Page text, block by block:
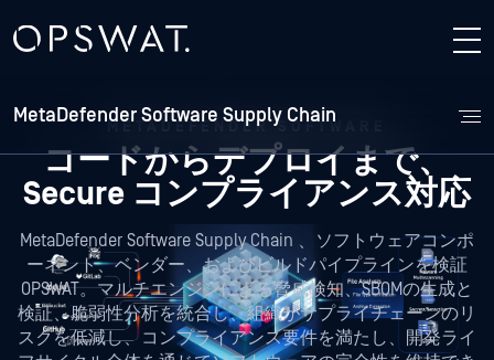
MetaDefender Software Supply Chain
METADEFENDER SOFTWARE
コードからデプロイまで、
Secure コンプライアンス対応
MetaDefender Software Supply Chain 、ソフトウェアコンポ
ーネント、ベンダー、およびビルドパイプラインを検証
OPSWAT。マルチエンジンによる脅威検知、SBOMの生成と
検証、脆弱性分析を統合し、組織がサプライチェーンのリ
スクを低減し、コンプライアンス要件を満たし、開発ライ